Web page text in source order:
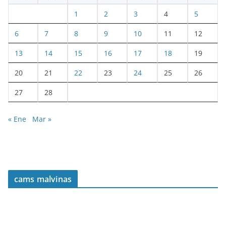
1 2 3 4 5
6 7 8 9 10 11 12
13 14 15 16 17 18 19
20 21 22 23 24 25 26
27 28
« Ene Mar »
cams malvinas